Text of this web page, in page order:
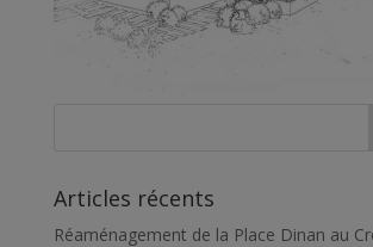
Articles récents
Réaménagement de la Place Dinan au